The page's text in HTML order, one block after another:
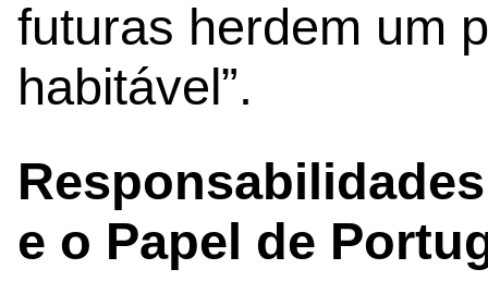
futuras herdem um
habitável”.
e o Papel de